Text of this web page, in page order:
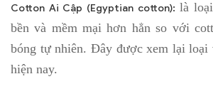
Cotton Ai Cập (Egyptian cotton): là
bền và mềm mại hơn hẳn so với
bóng tự nhiên. Đây được xem lại loại
hiện nay.